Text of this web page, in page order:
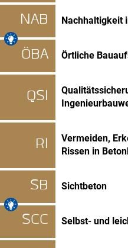
NAB Nachhaltigkeit
ÖBA Örtliche
QSI
RI
Vermeiden,
Rissen in
SB Sichtbeton
SCC Selbst- und